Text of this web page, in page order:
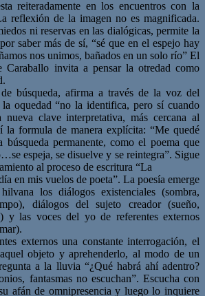
reiteradamente en los encuentros con la
reflexión de la imagen no es magnificada.
ni reservas en las dialógicas, permite la
saber más de sí, “sé que en el espejo hay
nos unimos, bañados en un solo río” El
Caraballo invita a pensar la otredad como
búsqueda, afirma a través de la voz del
oquedad “no la identifica, pero sí cuando
nueva clave interpretativa, más cercana al
la formula de manera explícita: “Me quedé
búsqueda permanente, como el poema que
espeja, se disuelve y se reintegra”. Sigue
al proceso de escritura “La
en mis vuelos de poeta”. La poesía emerge
los diálogos existenciales (sombra,
diálogos del sujeto creador (sueño,
y las voces del yo de referentes externos
externos una constante interrogación, el
objeto y aprehenderlo, al modo de un
a la lluvia “¿Qué habrá ahí adentro?
fantasmas no escuchan”. Escucha con
afán de omnipresencia y luego lo inquiere